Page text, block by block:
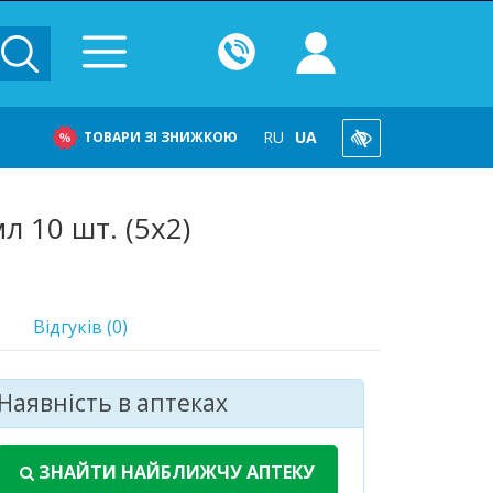
ТОВАРИ ЗІ ЗНИЖКОЮ RU UA
10 шт. (5х2)
Відгуків (0)
Наявність в аптеках
ЗНАЙТИ НАЙБЛИЖЧУ АПТЕКУ